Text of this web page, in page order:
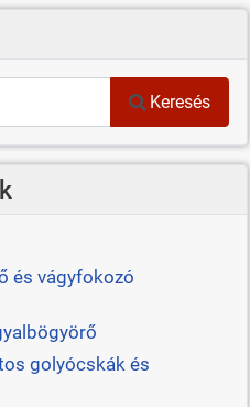
Keresés
és vágyfokozó
golyócskák és